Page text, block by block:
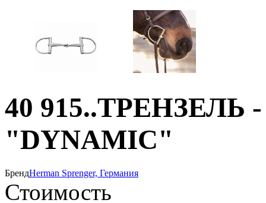
40
"DYNAMIC"
БрендHerman Sprenger, Германия
Стоимость